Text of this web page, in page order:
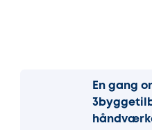
En gang